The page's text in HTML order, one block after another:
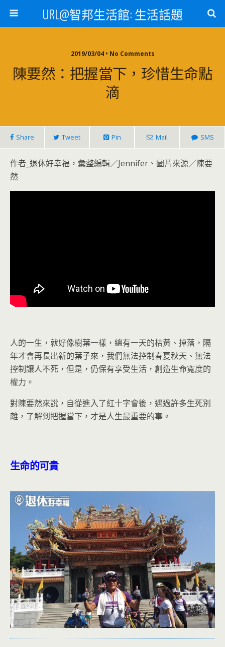
URL@智邦生活館: 生活話題
2019/03/04 • No Comments
陳要然：把握當下，珍惜生命點
滴
Share Tweet Pin Mail SMS
作者_退休好幸福，彙整編輯／Jennifer、圖片來源／陳要
然
人的一生，就好像樹葉一樣，總有一天的枯黃、掉落，隔
年才會再長出新的葉子來，我們無法控制春夏秋天、無法
控制讓人不死，但是，仍保有享受生活，創造生命寬度的
權力。
對陳要然來說，自從進入了紅十字會後，遇過許多生死別
離，了解到把握當下，才是人生最重要的事。
生命的可貴